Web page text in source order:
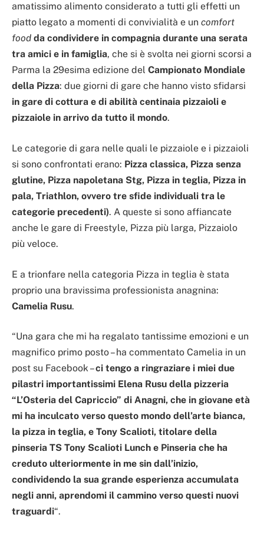
amatissimo alimento considerato a tutti gli effetti un
piatto legato a momenti di convivialità e un comfort
food da condividere in compagnia durante una serata
tra amici e in famiglia, che si è svolta nei giorni scorsi a
Parma la 29esima edizione del Campionato Mondiale
della Pizza: due giorni di gare che hanno visto sfidarsi
in gare di cottura e di abilità centinaia pizzaioli e
pizzaiole in arrivo da tutto il mondo.
Le categorie di gara nelle quali le pizzaiole e i pizzaioli
si sono confrontati erano: Pizza classica, Pizza senza
glutine, Pizza napoletana Stg, Pizza in teglia, Pizza in
pala, Triathlon, ovvero tre sfide individuali tra le
categorie precedenti). A queste si sono affiancate
anche le gare di Freestyle, Pizza più larga, Pizzaiolo
più veloce.
E a trionfare nella categoria Pizza in teglia è stata
proprio una bravissima professionista anagnina:
Camelia Rusu.
“Una gara che mi ha regalato tantissime emozioni e un
magnifico primo posto – ha commentato Camelia in un
post su Facebook –ci tengo a ringraziare i miei due
pilastri importantissimi Elena Rusu della pizzeria
“L’Osteria del Capriccio” di Anagni, che in giovane età
mi ha inculcato verso questo mondo dell’arte bianca,
la pizza in teglia, e Tony Scalioti, titolare della
pinseria TS Tony Scalioti Lunch e Pinseria che ha
creduto ulteriormente in me sin dall’inizio,
condividendo la sua grande esperienza accumulata
negli anni, aprendomi il cammino verso questi nuovi
traguardi“.